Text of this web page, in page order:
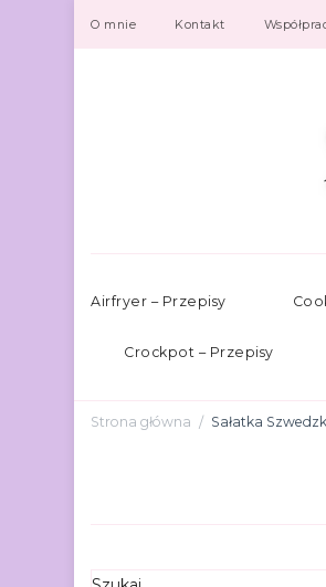
O mnie Kontakt
Airfryer – Przepisy
Crockpot – Przepisy
Strona główna / Sałatka